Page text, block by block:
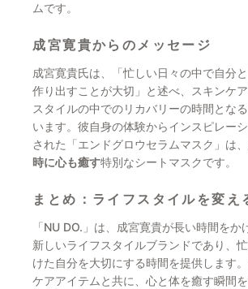
ムです。
成宮寛貴からのメッセージ
成宮寛貴氏は、「忙しい日々の中で自分
作り出すことが大切」と述べ、スキンケ
スタイルの中でのリカバリーの時間とな
います。彼自身の体験からインスピレー
された「エンドグロウセラムマスク」は、
時に心も癒す特別なシートマスクです。
まとめ：ライフスタイルを変え
「NU DO.」は、成宮寛貴が長い時間をか
新しいライフスタイルブランドであり、
けた自分を大切にする時間を提供します
ケアアイテムと共に、心と体を癒す瞬間